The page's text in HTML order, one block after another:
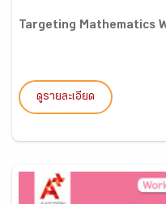
Targeting Mathematics
ดูรายละเอียด